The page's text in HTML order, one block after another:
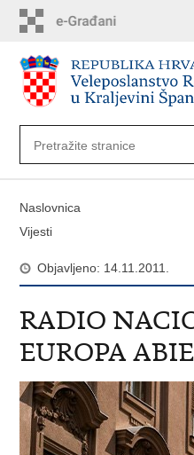
sadržaj
Naslovnica
Vijesti
Objavljeno: 14.11.2011.
RADIO
EUROPA